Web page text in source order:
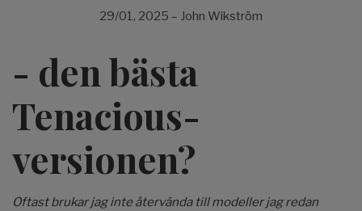
29/01, 2025 – John Wikström
- den bästa
Tenacious-
versionen?
Oftast brukar jag inte återvända till modeller jag redan